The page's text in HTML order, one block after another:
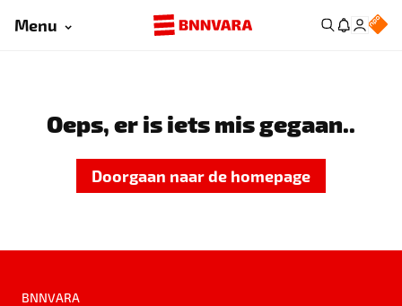
Menu
Oeps, er is iets mis gegaan..
Doorgaan naar de homepage
BNNVARA